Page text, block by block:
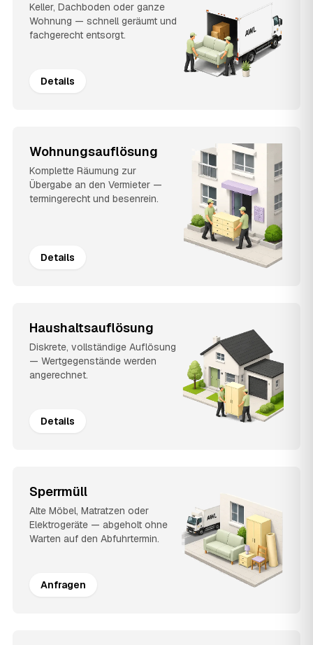
Keller, Dachboden oder ganze
Wohnung — schnell geräumt und
fachgerecht entsorgt.
Details
Wohnungsauflösung
Komplette Räumung zur
Übergabe an den Vermieter —
termingerecht und besenrein.
Details
Haushaltsauflösung
Diskrete, vollständige Auflösung
— Wertgegenstände werden
angerechnet.
Details
Sperrmüll
Alte Möbel, Matratzen oder
Elektrogeräte — abgeholt ohne
Warten auf den Abfuhrtermin.
Anfragen